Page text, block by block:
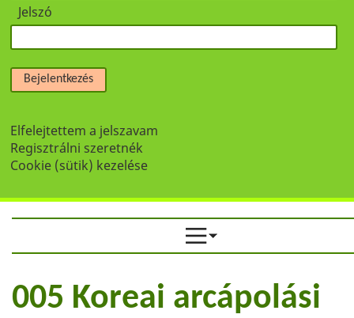
Jelszó
Bejelentkezés
Elfelejtettem a jelszavam
Regisztrálni szeretnék
Cookie (sütik) kezelése
005 Koreai arcápolási